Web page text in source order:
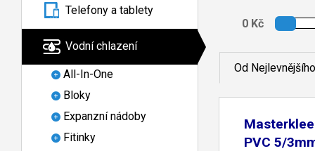
Telefony a tablety
Vodní chlazení
All-In-One
Bloky
Expanzní nádoby
Fitinky
Od Nejlevnějšího
PVC 5/